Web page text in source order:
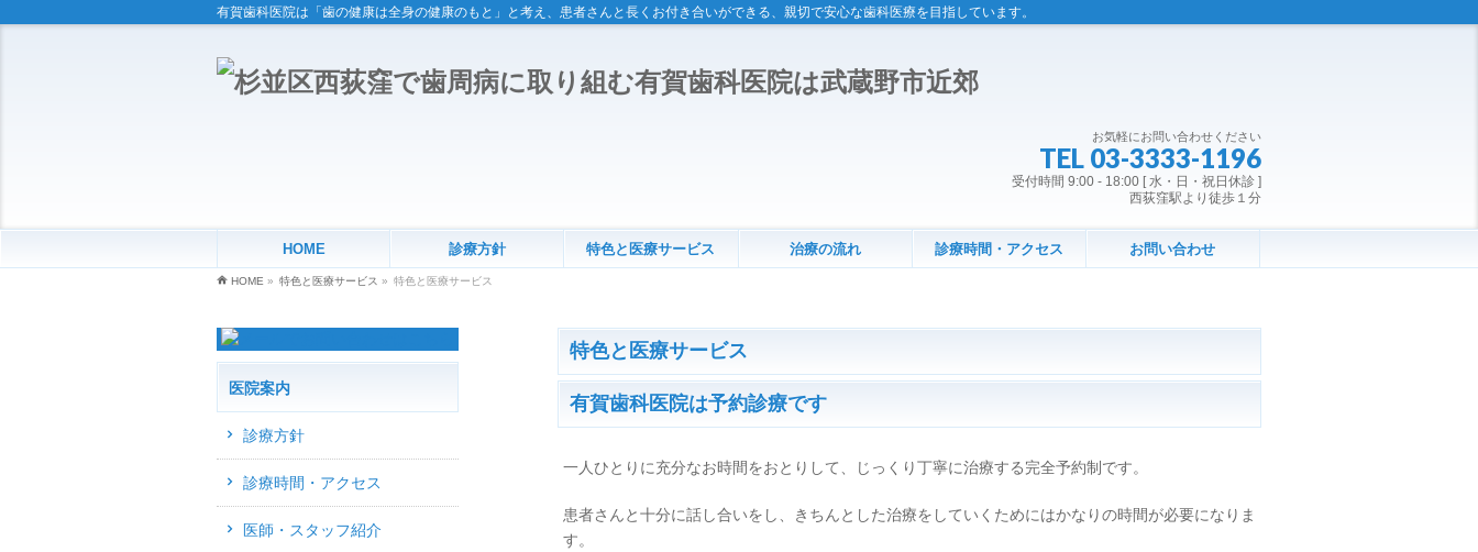
有賀歯科医院は「歯の健康は全身の健康のもと」と考え、患者さんと長くお付き合いができる、親切で安心な歯科医療を目指しています。
お気軽にお問い合わせください
TEL 03-3333-1196
受付時間 9:00 - 18:00 [ 水・日・祝日休診 ]
西荻窪駅より徒歩１分
HOME 診療方針 特色と医療サービス 治療の流れ 診療時間・アクセス お問い合わせ
HOME » 特色と医療サービス » 特色と医療サービス
特色と医療サービス
有賀歯科医院は予約診療です
一人ひとりに充分なお時間をおとりして、じっくり丁寧に治療する完全予約制です。
患者さんと十分に話し合いをし、きちんとした治療をしていくためにはかなりの時間が必要になりま
す。
医院案内
診療方針
診療時間・アクセス
医師・スタッフ紹介